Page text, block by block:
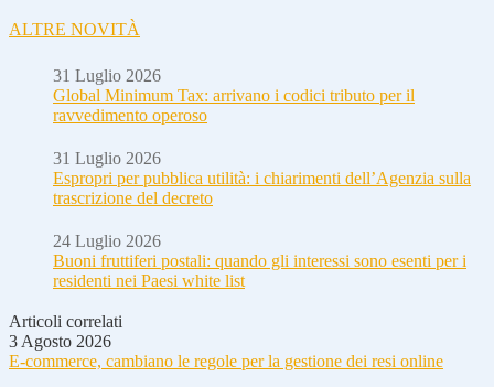
ALTRE NOVITÀ
31 Luglio 2026
Global Minimum Tax: arrivano i codici tributo per il
ravvedimento operoso
31 Luglio 2026
Espropri per pubblica utilità: i chiarimenti dell’Agenzia sulla
trascrizione del decreto
24 Luglio 2026
Buoni fruttiferi postali: quando gli interessi sono esenti per i
residenti nei Paesi white list
Articoli correlati
3 Agosto 2026
E-commerce, cambiano le regole per la gestione dei resi online